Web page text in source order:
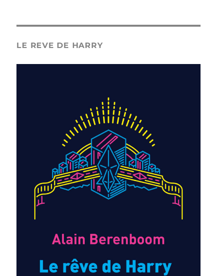
LE REVE DE HARRY